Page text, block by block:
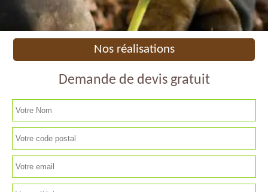
Nos réalisations
Demande de devis gratuit